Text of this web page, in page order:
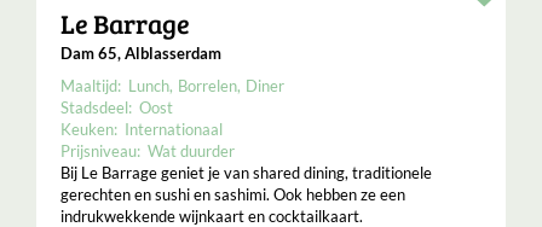
Le Barrage
Dam 65, Alblasserdam
Maaltijd: Lunch Borrelen Diner
Stadsdeel: Oost
Keuken: Internationaal
Prijsniveau: Wat duurder
Bij Le Barrage geniet je van shared dining, traditionele
gerechten en sushi en sashimi. Ook hebben ze een
indrukwekkende wijnkaart en cocktailkaart.